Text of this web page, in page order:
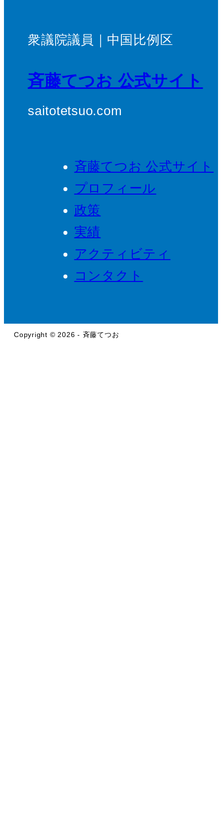
衆議院議員｜中国比例区
斉藤てつお 公式サイト
saitotetsuo.com
斉藤てつお 公式サイト
プロフィール
政策
実績
アクティビティ
コンタクト
Copyright © 2026 - 斉藤てつお